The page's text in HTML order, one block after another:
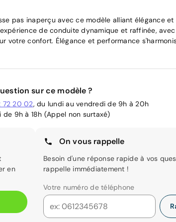
pas inaperçu avec ce modèle alliant élégance et
de conduite dynamique et raffinée,
votre confort. Élégance et performance
sur ce modèle ?
72 20 02, du lundi au vendredi de 9h à 20h
de 9h à 18h (Appel non surtaxé)
en
On vous rappelle
Besoin d'une réponse rapide à vos
rappelle immédiatement !
Votre numéro de téléphone